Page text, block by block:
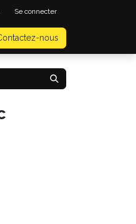
Se connecter
nous